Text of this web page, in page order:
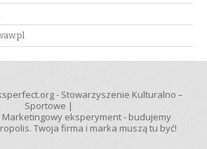
- Stowarzyszenie Kulturalno –
Sportowe |
Marketingowy eksperyment - budujemy
Twoja firma i marka muszą tu być!